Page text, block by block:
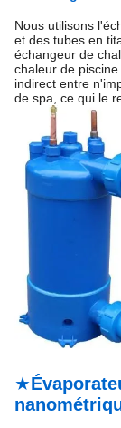
Nous utilisons
et des tubes en
échangeur de
chaleur de
indirect entre
de spa, ce qui le
★